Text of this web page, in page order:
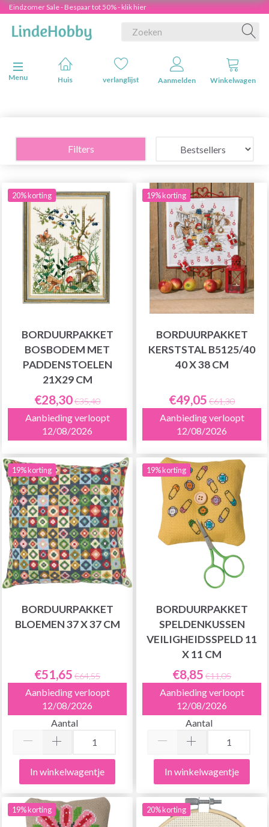
Eindzomer Sale - Bespaar tot 50% - klik hier
Navigatie in-/uitschakelen
Menu
Huis verlanglijst Aanmelden Winkelwagen
Filters
20% korting
BORDUURPAKKET
BOSBODEM MET
PADDENSTOELEN
21X29 CM
€28,30€35,40
Aanbieding verloopt
12/08/2026
19% korting
BORDUURPAKKET
KERSTSTAL B5125/40
40 X 38 CM
€49,05 €61,30
Aanbieding verloopt
12/08/2026
19% korting
BORDUURPAKKET
BLOEMEN 37 X 37 CM
€51,65 €64,55
Aanbieding verloopt
12/08/2026
Aantal
In winkelwagentje
19% korting
BORDUURPAKKET
SPELDENKUSSEN
VEILIGHEIDSSPELD 11
X 11 CM
€8,85 €11,05
Aanbieding verloopt
12/08/2026
Aantal
In winkelwagentje
19% korting 20% korting